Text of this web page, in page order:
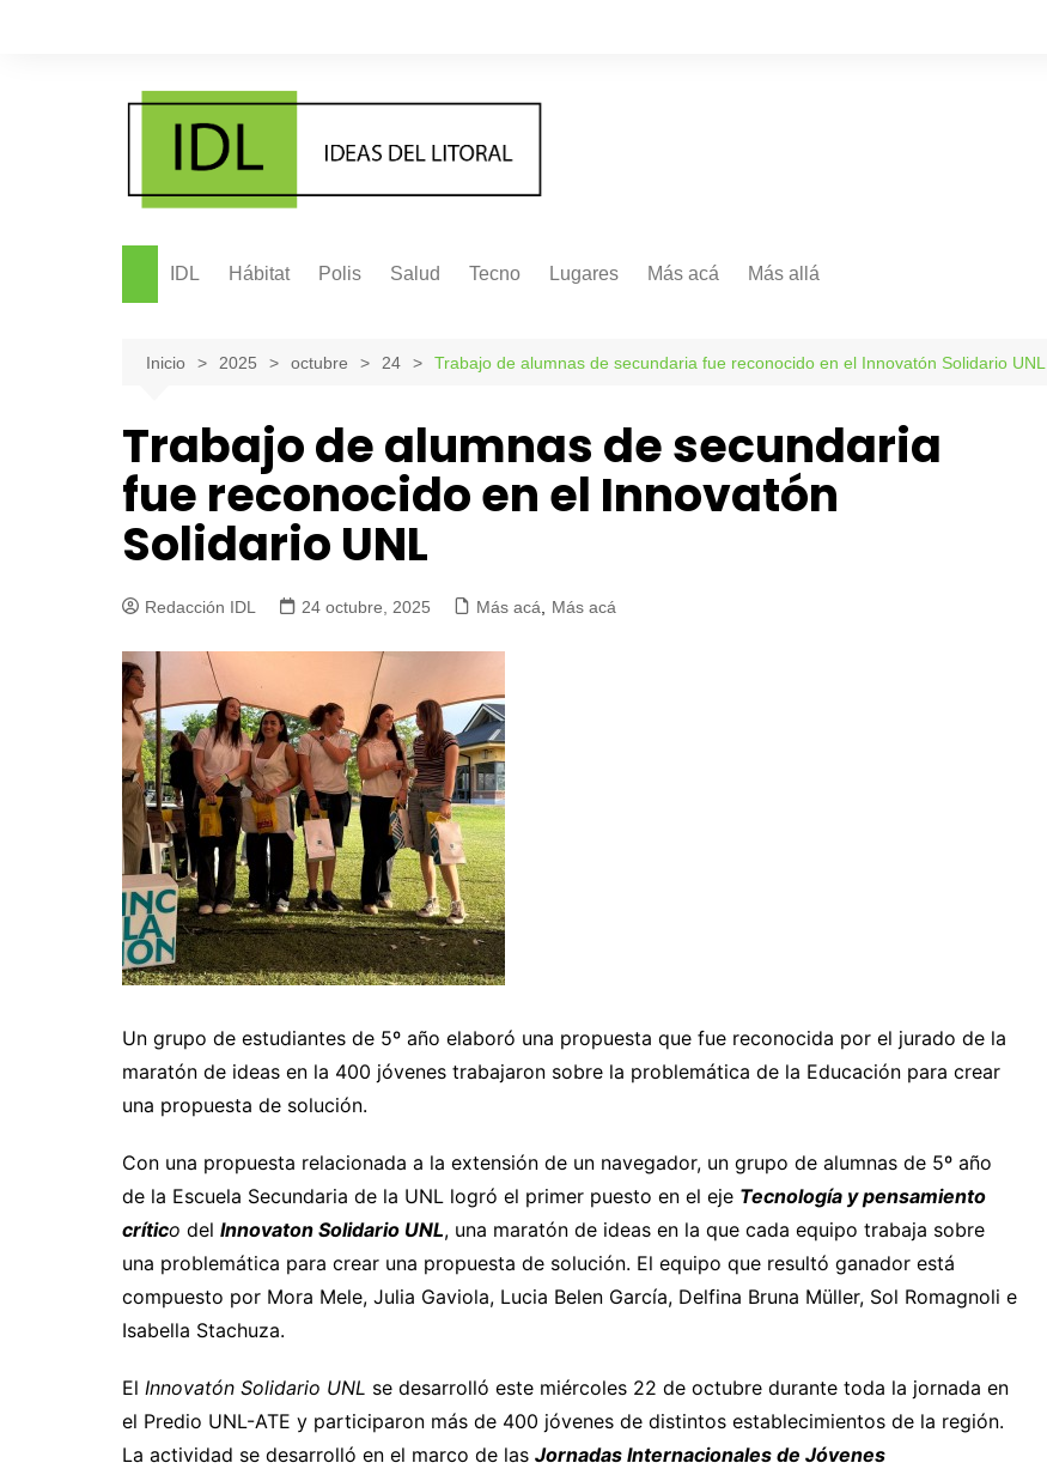
IDL Hábitat Polis Salud Tecno Lugares Más acá Más allá
Internacionales Más allá
Inicio 2025 octubre 24 Trabajo de alumnas de secundaria fue reconocido en el Innovatón Solidario UNL
Trabajo de alumnas de secundaria
fue reconocido en el Innovatón
Solidario UNL
Redacción IDL 24 octubre, 2025 Más acá, Más acá
Un grupo de estudiantes de 5º año elaboró una propuesta que fue reconocida por el jurado de la
maratón de ideas en la 400 jóvenes trabajaron sobre la problemática de la Educación para crear
una propuesta de solución.
Con una propuesta relacionada a la extensión de un navegador, un grupo de alumnas de 5º año
de la Escuela Secundaria de la UNL logró el primer puesto en el eje Tecnología y pensamiento
crítico del Innovaton Solidario UNL, una maratón de ideas en la que cada equipo trabaja sobre
una problemática para crear una propuesta de solución. El equipo que resultó ganador está
compuesto por Mora Mele, Julia Gaviola, Lucia Belen García, Delfina Bruna Müller, Sol Romagnoli e
Isabella Stachuza.
El Innovatón Solidario UNL se desarrolló este miércoles 22 de octubre durante toda la jornada en
el Predio UNL-ATE y participaron más de 400 jóvenes de distintos establecimientos de la región.
La actividad se desarrolló en el marco de las Jornadas Internacionales de Jóvenes